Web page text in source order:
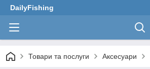
DailyFishing
Товари та послуги Аксесуари